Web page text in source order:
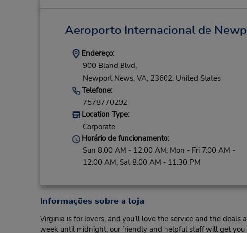
Aeroporto Internacional de
Endereço:
900 Bland Blvd,
Newport News, VA, 23602, United States
Telefone:
7578770292
Location Type:
Corporate
Horário de funcionamento:
Sun 8:00 AM - 12:00 AM; Mon - Fri 7:00 AM -
12:00 AM; Sat 8:00 AM - 11:30 PM
Informações sobre a loja
Virginia is for lovers, and you’ll love the service and the
week until midnight, our friendly and helpful staff will get